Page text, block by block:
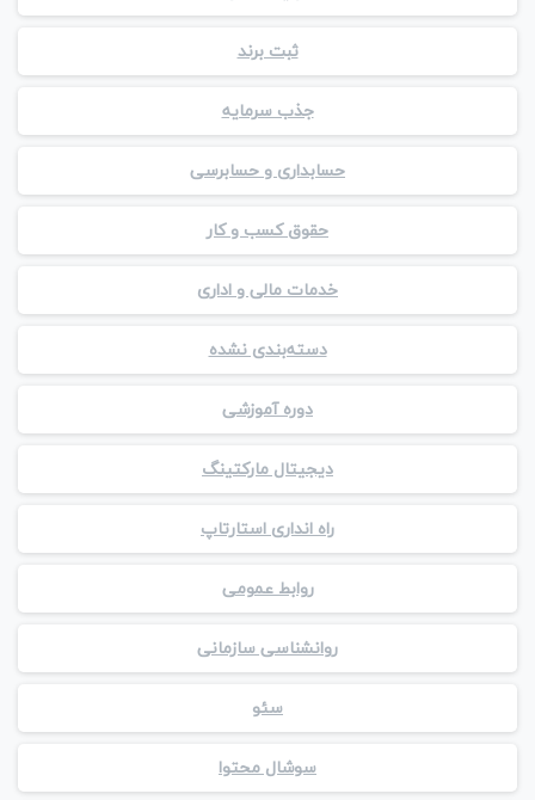
ثبت برند
جذب سرمایه
حسابداری و حسابرسی
حقوق کسب و کار
خدمات مالی و اداری
دسته‌بندی نشده
دوره آموزشی
دیجیتال مارکتینگ
راه انداری استارتاپ
روابط عمومی
روانشناسی سازمانی
سئو
سوشال محتوا